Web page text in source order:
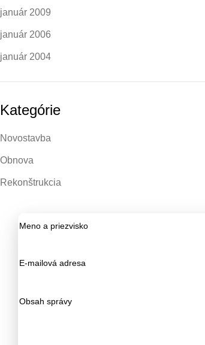
január 2009
január 2006
január 2004
Kategórie
Novostavba
Obnova
Rekonštrukcia